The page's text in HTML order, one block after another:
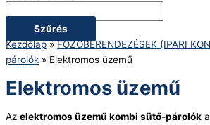
Szűrés
Kezdőlap»FŐZŐBERENDEZÉSEK (IPARI
párolók » Elektromos üzemű
Elektromos üzemű
Az elektromos üzemű kombi sütő-párolók